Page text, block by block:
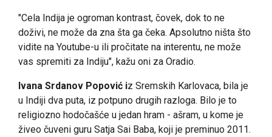
"Cela Indija je ogroman kontrast, čovek, dok to ne
doživi, ne može da zna šta ga čeka. Apsolutno ništa što
vidite na Youtube-u ili pročitate na interentu, ne može
vas spremiti za Indiju", kažu oni za Oradio.
Ivana Srdanov Popović iz Sremskih Karlovaca, bila je
u Indiji dva puta, iz potpuno drugih razloga. Bilo je to
religiozno hodočašće u jedan hram - ašram, u kome je
živeo čuveni guru Satja Sai Baba, koji je preminuo 2011.